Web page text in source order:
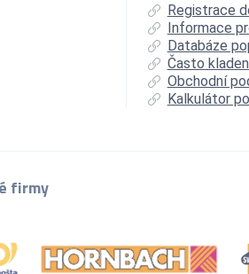
Registrace
Informace
Databáze
Často
Obchodní
Kalkulátor
firmy